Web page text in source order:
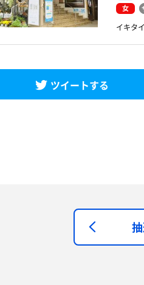
女
イキタイ
ツイートする